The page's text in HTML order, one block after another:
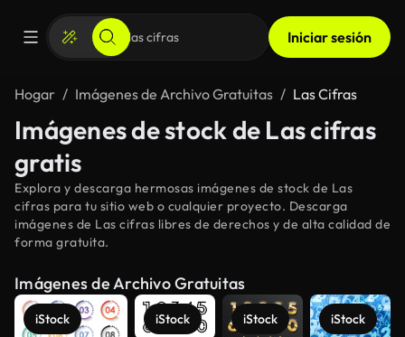
Iniciar sesión
Hogar Imágenes de Archivo Gratuitas Las Cifras
Imágenes de stock de Las cifras
gratis
Explora y descarga hermosas imágenes de stock de Las
cifras para tu sitio web o cualquier proyecto. Descarga
imágenes de Las cifras libres de derechos y de alta calidad de
forma gratuita.
Imágenes de Archivo Gratuitas
iStock iStock iStock iStock